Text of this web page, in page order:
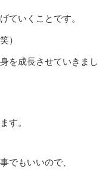
ていくことです。
）
を成長させていきまし
す。
でもいいので、